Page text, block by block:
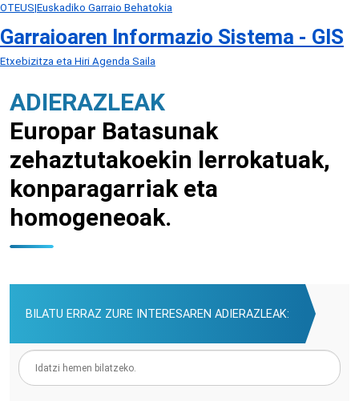
OTEUS|Euskadiko Garraio Behatokia
Garraioaren Informazio Sistema - GIS
Etxebizitza eta Hiri Agenda Saila
ADIERAZLEAK
Europar Batasunak
zehaztutakoekin lerrokatuak,
konparagarriak eta
homogeneoak.
BILATU ERRAZ ZURE INTERESAREN ADIERAZLEAK: